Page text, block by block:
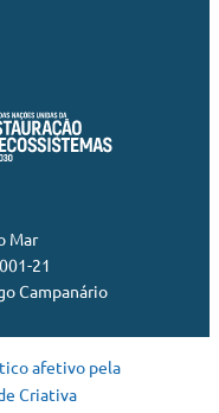
Mar
21
Campanário
afetivo pela
Criativa